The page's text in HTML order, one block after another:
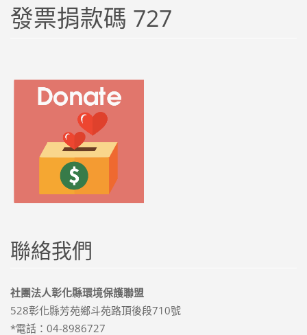
發票捐款碼 727
聯絡我們
社團法人彰化縣環境保護聯盟
528彰化縣芳苑鄉斗苑路頂後段710號
*電話：04-8986727